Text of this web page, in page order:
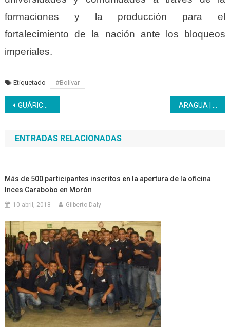
formaciones y la producción para el
fortalecimiento de la nación ante los bloqueos
imperiales.
Etiquetado #Bolívar
Navegación
de
entradas
GUÁRICO | El Inces contribuye con el mejoramiento de los centros de salud guariqueños
ENTRADAS RELACIONADAS
Más de 500 participantes inscritos en la apertura de la oficina
Inces Carabobo en Morón
10 abril, 2018 Gilberto Daly